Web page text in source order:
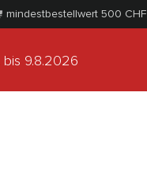
mindestbestellwert 500 CHF
bis 9.8.2026